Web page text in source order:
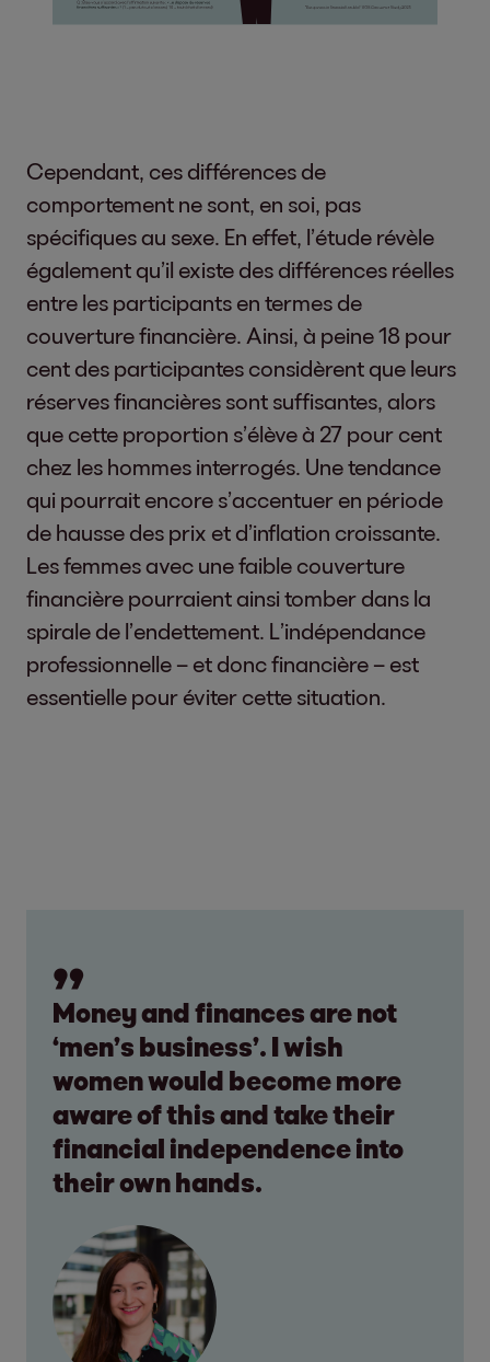
Cependant, ces différences de
comportement ne sont, en soi, pas
spécifiques au sexe. En effet, l’étude révèle
également qu’il existe des différences réelles
entre les participants en termes de
couverture financière. Ainsi, à peine 18 pour
cent des participantes considèrent que leurs
réserves financières sont suffisantes, alors
que cette proportion s’élève à 27 pour cent
chez les hommes interrogés. Une tendance
qui pourrait encore s’accentuer en période
de hausse des prix et d’inflation croissante.
Les femmes avec une faible couverture
financière pourraient ainsi tomber dans la
spirale de l’endettement. L’indépendance
professionnelle – et donc financière – est
essentielle pour éviter cette situation.
Money and finances are not
‘men’s business’. I wish
women would become more
aware of this and take their
financial independence into
their own hands.